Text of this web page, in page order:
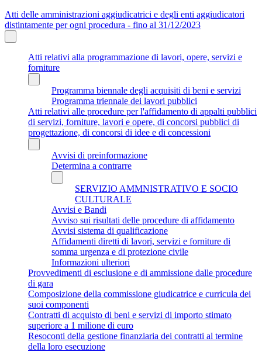
Atti delle amministrazioni aggiudicatrici e degli enti aggiudicatori
distintamente per ogni procedura - fino al 31/12/2023
Atti relativi alla programmazione di lavori, opere, servizi e
forniture
Programma biennale degli acquisiti di beni e servizi
Programma triennale dei lavori pubblici
Atti relativi alle procedure per l'affidamento di appalti pubblici
di servizi, forniture, lavori e opere, di concorsi pubblici di
progettazione, di concorsi di idee e di concessioni
Avvisi di preinformazione
Determina a contrarre
SERVIZIO AMMNISTRATIVO E SOCIO
CULTURALE
Avvisi e Bandi
Avviso sui risultati delle procedure di affidamento
Avvisi sistema di qualificazione
Affidamenti diretti di lavori, servizi e forniture di
somma urgenza e di protezione civile
Informazioni ulteriori
Provvedimenti di esclusione e di ammissione dalle procedure
di gara
Composizione della commissione giudicatrice e curricula dei
suoi componenti
Contratti di acquisto di beni e servizi di importo stimato
superiore a 1 milione di euro
Resoconti della gestione finanziaria dei contratti al termine
della loro esecuzione